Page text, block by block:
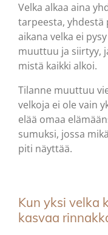
Velka alkaa aina
tarpeesta, yhdestä
aikana velka ei
muuttuu ja siirtyy,
mistä kaikki alkoi.
Tilanne muuttuu
velkoja ei ole vain
elää omaa
sumuksi, jossa
piti näyttää.
Kun yksi velka
kasvaa